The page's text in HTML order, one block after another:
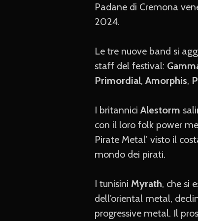
Padane di Cremona
2024.
Le tre nuove band si
staff del festival:
Primordial, Amorphis,
I britannici Alestorm
con il loro folk power
Pirate Metal’ visto il
mondo dei pirati.
I tunisini Myrath, che si
dell’oriental metal,
progressive metal. Il